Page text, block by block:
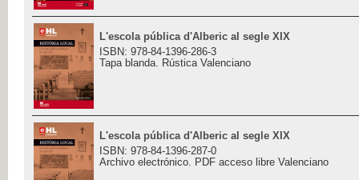
L'escola pública d'Alberic al segle XIX
ISBN: 978-84-1396-286-3
Tapa blanda. Rústica Valenciano
L'escola pública d'Alberic al segle XIX
ISBN: 978-84-1396-287-0
Archivo electrónico. PDF acceso libre Valenciano